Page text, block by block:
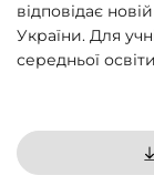
відповідає
України. Для
середньої